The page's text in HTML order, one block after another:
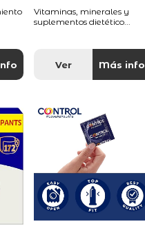
Vitaminas, minerales y
suplementos dietético...
Ver Más info